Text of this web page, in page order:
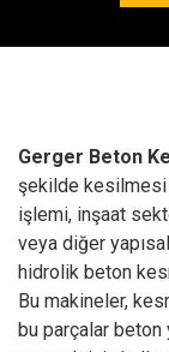
Gerger Beton
şekilde
işlemi, inşaat
veya diğer
hidrolik beton
Bu makineler,
bu parçalar